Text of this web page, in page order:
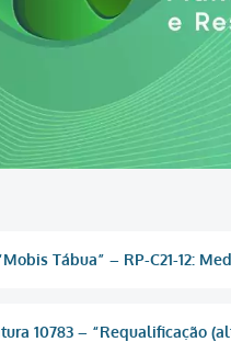
Tábua” – RP-C21-12:
10783 – “Requalificação